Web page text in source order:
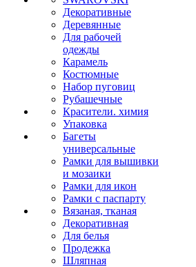
Декоративные
Деревянные
Для рабочей
одежды
Карамель
Костюмные
Набор пуговиц
Рубашечные
Красители. химия
Упаковка
Багеты
универсальные
Рамки для вышивки
и мозаики
Рамки для икон
Рамки с паспарту
Вязаная, тканая
Декоративная
Для белья
Продежка
Шляпная